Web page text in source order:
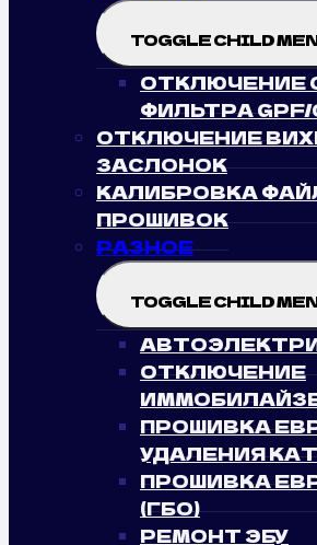
TOGGLE CHILD
ОТКЛЮЧЕНИЕ
ФИЛЬТРА GPF/
ОТКЛЮЧЕНИЕ
ЗАСЛОНОК
КАЛИБРОВКА
ПРОШИВОК
РАЗНОЕ
TOGGLE CHILD
ОТКЛЮЧЕНИЕ
ПРОШИВКА
УДАЛЕНИЯ
ПРОШИВКА
(ГБО)
РЕМОНТ ЭБУ